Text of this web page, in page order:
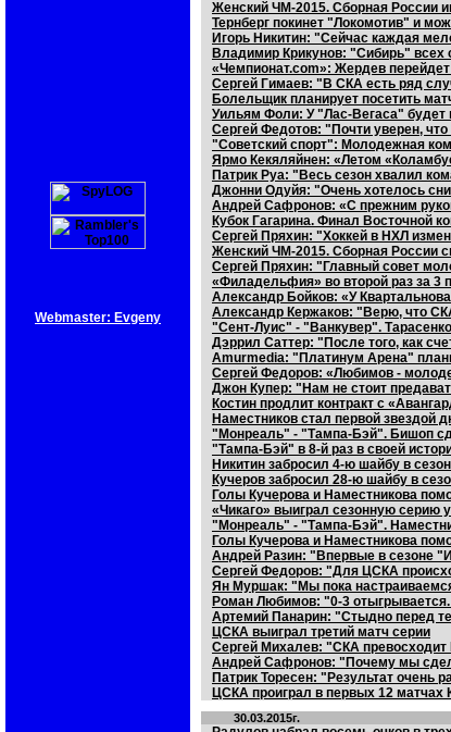
Webmaster: Evgeny
Женский ЧМ-2015. Сборная России
Тернберг покинет "Локомотив" и
Игорь Никитин: "Сейчас каждая
Владимир Крикунов: "Сибирь" всех
«Чемпионат.com»: Жердев
Сергей Гимаев: "В СКА есть ряд
Болельщик планирует посетить
Уильям Фоли: У "Лас-Вегаса" будет
Сергей Федотов: "Почти уверен,
"Советский спорт": Молодежная
Ярмо Кекяляйнен: «Летом
Патрик Руа: "Весь сезон хвалил
Джонни Одуйя: "Очень хотелось
Андрей Сафронов: «С прежним
Кубок Гагарина. Финал Восточной
Сергей Пряхин: "Хоккей в НХЛ
Женский ЧМ-2015. Сборная России
Сергей Пряхин: "Главный совет
«Филадельфия» во второй раз за
Александр Бойков: «У
Александр Кержаков: "Верю, что
"Сент-Луис" - "Ванкувер".
Дэррил Саттер: "После того, как
Amurmedia: "Платинум Арена"
Сергей Федоров: «Любимов -
Джон Купер: "Нам не стоит
Костин продлит контракт с
Наместников стал первой звездой
"Монреаль" - "Тампа-Бэй". Бишоп
"Тампа-Бэй" в 8-й раз в своей
Никитин забросил 4-ю шайбу в
Кучеров забросил 28-ю шайбу в
Голы Кучерова и Наместникова
«Чикаго» выиграл сезонную серию
"Монреаль" - "Тампа-Бэй".
Голы Кучерова и Наместникова
Андрей Разин: "Впервые в сезоне
Сергей Федоров: "Для ЦСКА
Ян Муршак: "Мы пока
Роман Любимов: "0-3
Артемий Панарин: "Стыдно перед
ЦСКА выиграл третий матч серии
Сергей Михалев: "СКА
Андрей Сафронов: "Почему мы
Патрик Торесен: "Результат очень
ЦСКА проиграл в первых 12 матчах
30.03.2015г.